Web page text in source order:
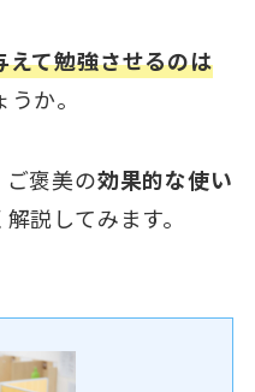
えて勉強させるのは
か。
褒美の効果的な使い
説してみます。